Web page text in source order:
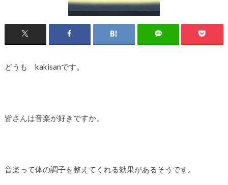
どうも kakisanです。
皆さんは音楽が好きですか。
音楽って体の調子を整えてくれる効果があるそうです。